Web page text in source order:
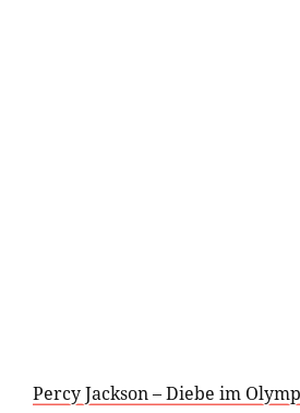
Percy Jackson – Diebe im Olymp